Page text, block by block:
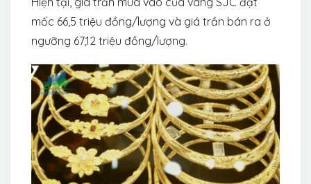
mốc 66,5 triệu đồng/lượng và giá trần bán ra ở
ngưỡng 67,12 triệu đồng/lượng.